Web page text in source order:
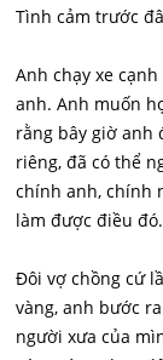
Tình cảm trước
Anh chạy xe
anh. Anh muốn
rằng bây giờ anh
riêng, đã có thể
chính anh, chính
làm được điều đó.
Đôi vợ chồng cứ
vàng, anh bước
người xưa của